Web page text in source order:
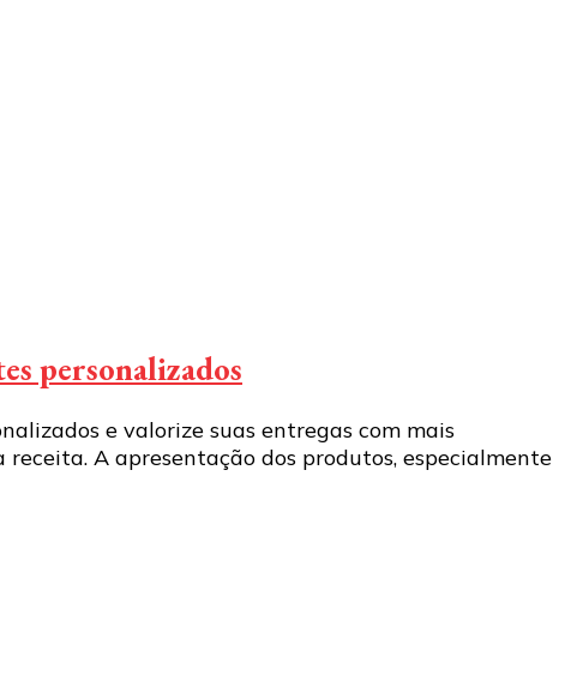
personalizados
e valorize suas entregas com mais
A apresentação dos produtos, especialmente